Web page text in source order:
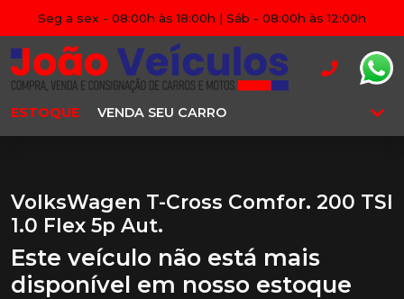
Seg a sex - 08:00h às 18:00h | Sáb - 08:00h às 12:00h
ESTOQUE VENDA SEU CARRO
VolksWagen T-Cross Comfor. 200 TSI
1.0 Flex 5p Aut.
Este veículo não está mais
disponível em nosso estoque